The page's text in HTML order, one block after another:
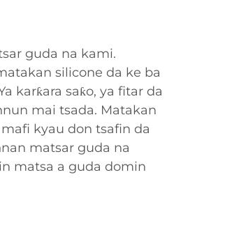
guda na kami.
silicone da ke ba
karƙara saƙo, ya fitar da
mai tsada. Matakan
kyau don tsafin da
matsar guda na
matsa a guda domin